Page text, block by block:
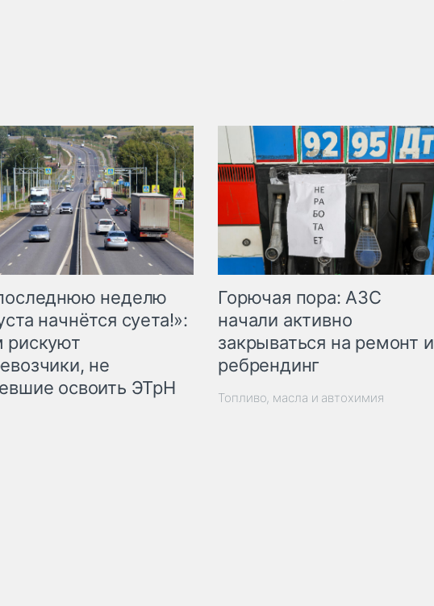
неделю
начнётся суета!»:
рискуют
не
освоить ЭТрН
Горючая пора: АЗС
начали активно
закрываться на ремонт и
ребрендинг
Топливо, масла и автохимия